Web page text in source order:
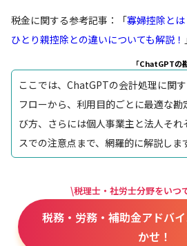
税金に関する参考記事：「寡婦控除とは
ひとり親控除との違いについても解説！
「ChatGPTの
ここでは、ChatGPTの会計処理に関
フローから、利用目的ごとに最適な勘
び方、さらには個人事業主と法人それ
スでの注意点まで、網羅的に解説しま
\税理士・社労士分野をいつ
税務・労務・補助金アドバ
かせ！